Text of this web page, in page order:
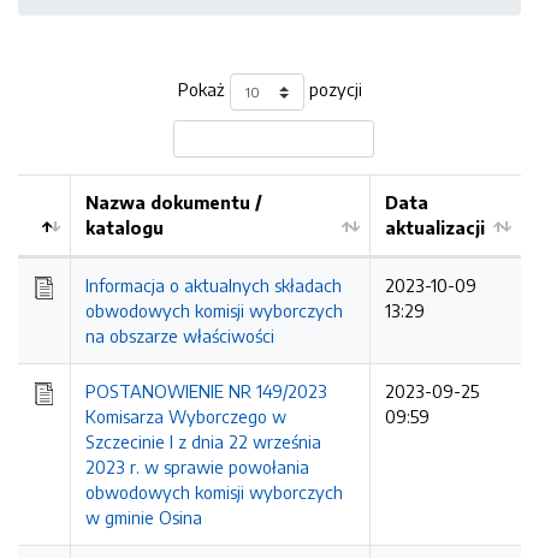
Pokaż pozycji
Nazwa dokumentu /
katalogu
Data
aktualizacji
Informacja o aktualnych składach
obwodowych komisji wyborczych
na obszarze właściwości
2023-10-09
13:29
POSTANOWIENIE NR 149/2023
Komisarza Wyborczego w
Szczecinie I z dnia 22 września
2023 r. w sprawie powołania
obwodowych komisji wyborczych
w gminie Osina
2023-09-25
09:59